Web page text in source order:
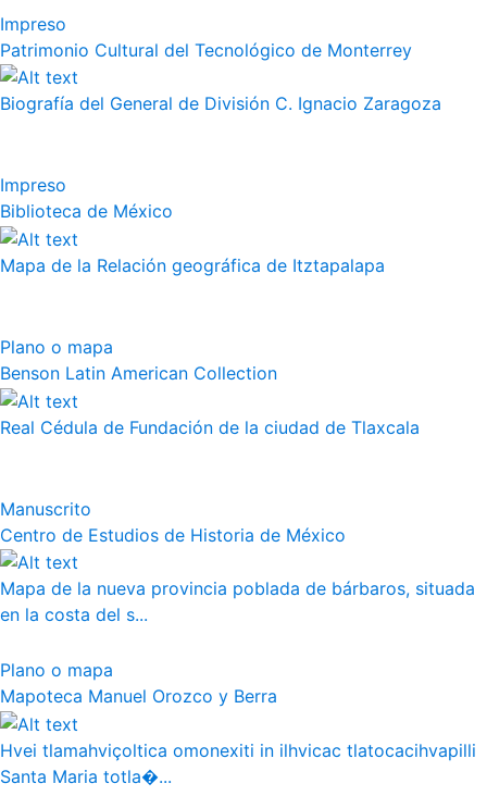
Impreso
Patrimonio Cultural del Tecnológico de Monterrey
Biografía del General de División C. Ignacio Zaragoza
Impreso
Biblioteca de México
Mapa de la Relación geográfica de Itztapalapa
Plano o mapa
Benson Latin American Collection
Real Cédula de Fundación de la ciudad de Tlaxcala
Manuscrito
Centro de Estudios de Historia de México
Mapa de la nueva provincia poblada de bárbaros, situada
en la costa del s...
Plano o mapa
Mapoteca Manuel Orozco y Berra
Hvei tlamahviçoltica omonexiti in ilhvicac tlatocacihvapilli
Santa Maria totla�...